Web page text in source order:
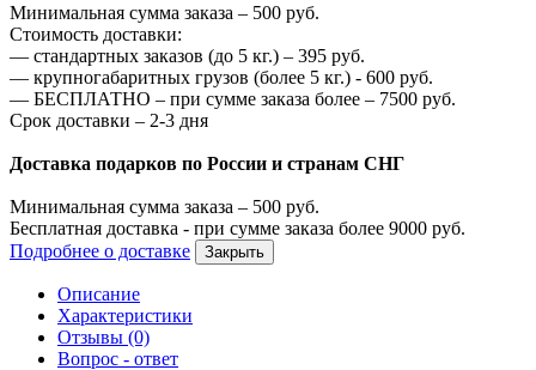
Минимальная сумма заказа – 500 руб.
Стоимость доставки:
— стандартных заказов (до 5 кг.) – 395 руб.
— крупногабаритных грузов (более 5 кг.) - 600 руб.
— БЕСПЛАТНО – при сумме заказа более – 7500 руб.
Срок доставки – 2-3 дня
Доставка подарков по России и странам СНГ
Минимальная сумма заказа – 500 руб.
Бесплатная доставка - при сумме заказа более 9000 руб.
Подробнее о доставке
Закрыть
Описание
Характеристики
Отзывы (0)
Вопрос - ответ